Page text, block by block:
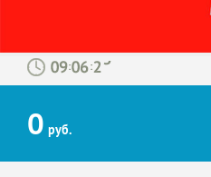
: :
0 руб.